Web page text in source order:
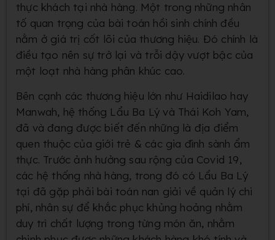
thực khách tại nhà hàng. Một trong những nhân
tố quan trọng của bài toán hồi sinh chính đều
nằm ở giá trị cốt lõi của thương hiệu. Đó chính là
điều tạo nên sự trở lại và trỗi dậy vượt bậc của
một loạt nhà hàng phân khúc cao.
Bên cạnh các thương hiệu lớn như Haidilao hay
Manwah, hệ thống Lẩu Ba Lý và Thái Koh Yam,
đã và đang được biết đến những là địa điểm
quen thuộc của giới trẻ & các gia đình sành ẩm
thực. Trước ảnh hưởng sau rộng của Covid 19,
các hệ thống nhà hàng, trong đó có Lẩu Ba Lý
tại đã gặp phải bài toán nan giải về quản lý chi
phí, nhân sự để khắc phục khủng hoảng nhằm
duy trì chất lượng trong từng món ăn, nhằm